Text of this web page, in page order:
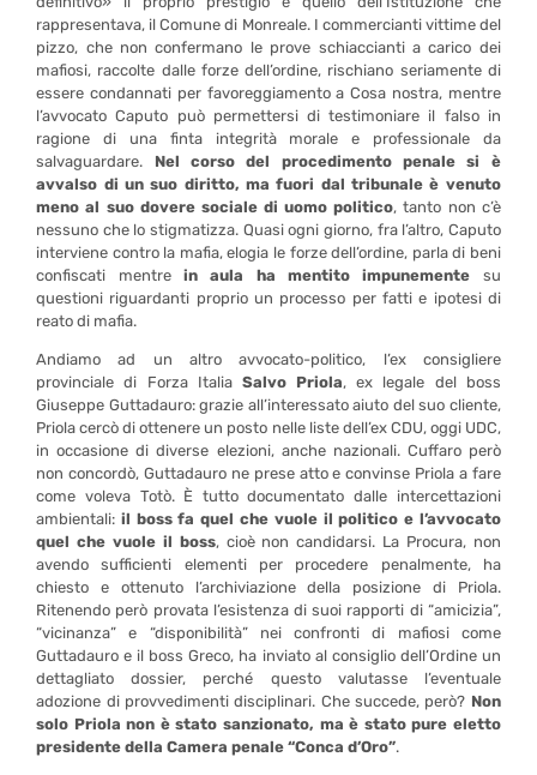
rappresentava, il Comune di Monreale. I commercianti vittime del
pizzo, che non confermano le prove schiaccianti a carico dei
mafiosi, raccolte dalle forze dell’ordine, rischiano seriamente di
essere condannati per favoreggiamento a Cosa nostra, mentre
l’avvocato Caputo può permettersi di testimoniare il falso in
ragione di una finta integrità morale e professionale da
salvaguardare. Nel corso del procedimento penale si è
avvalso di un suo diritto, ma fuori dal tribunale è venuto
meno al suo dovere sociale di uomo politico, tanto non c’è
nessuno che lo stigmatizza. Quasi ogni giorno, fra l’altro, Caputo
interviene contro la mafia, elogia le forze dell’ordine, parla di beni
confiscati mentre in aula ha mentito impunemente su
questioni riguardanti proprio un processo per fatti e ipotesi di
reato di mafia.
Andiamo ad un altro avvocato-politico, l’ex consigliere
provinciale di Forza Italia Salvo Priola, ex legale del boss
Giuseppe Guttadauro: grazie all’interessato aiuto del suo cliente,
Priola cercò di ottenere un posto nelle liste dell’ex CDU, oggi UDC,
in occasione di diverse elezioni, anche nazionali. Cuffaro però
non concordò, Guttadauro ne prese atto e convinse Priola a fare
come voleva Totò. È tutto documentato dalle intercettazioni
ambientali: il boss fa quel che vuole il politico e l’avvocato
quel che vuole il boss, cioè non candidarsi. La Procura, non
avendo sufficienti elementi per procedere penalmente, ha
chiesto e ottenuto l’archiviazione della posizione di Priola.
Ritenendo però provata l’esistenza di suoi rapporti di “amicizia”,
“vicinanza” e “disponibilità” nei confronti di mafiosi come
Guttadauro e il boss Greco, ha inviato al consiglio dell’Ordine un
dettagliato dossier, perché questo valutasse l’eventuale
adozione di provvedimenti disciplinari. Che succede, però? Non
solo Priola non è stato sanzionato, ma è stato pure eletto
presidente della Camera penale “Conca d’Oro”.